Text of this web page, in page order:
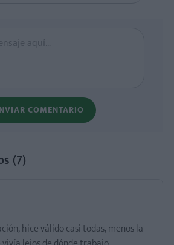
COMENTARIO
(7)
hice válido casi todas, menos la